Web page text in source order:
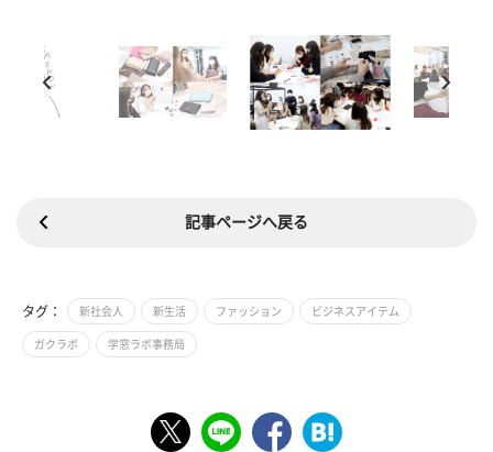
記事ページへ戻る
タグ： 新社会人 新生活 ファッション ビジネスアイテム
ガクラボ 学窓ラボ事務局